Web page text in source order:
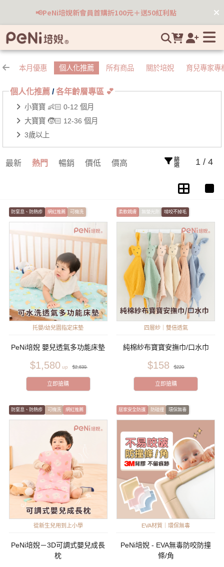
📢PeNi培婗新會員首購折100元＋送50紅利點
本月優惠 個人化推薦 所有商品 關於培婗 育兒專家專
個人化推薦 /各年齡層專區 💕
小寶寶 👶🏻 0-12 個月
大寶寶 🧒🏻 12-36 個月
3歲以上
最新 熱門 暢銷 價低 價高 篩選 1 / 4
防窒息、防熱疹 網紅推薦 可機洗
托嬰/幼兒園指定床墊
PeNi培婗 嬰兒透氣多功能床墊
$1,580 $2,839
立即搶購
柔軟親膚 無螢光劑 啃咬不掉毛
四層紗｜雙倍透氣
純棉紗布寶寶安撫巾/口水巾
$158 $220
立即搶購
防窒息、防熱疹 可機洗 網紅推薦
從新生兒用到上小學
PeNi培婗－3D可調式嬰兒成長
枕
居家安全防護 防碰撞 環保無毒
EVA材質｜環保無毒
PeNi培婗 - EVA無毒防咬防撞
條/角